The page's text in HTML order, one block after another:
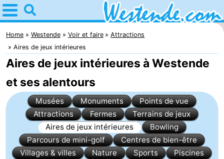
Home
Westende
Astuces
Avec
les
enfants
Passer
nuit
Appartements
Home Westende Voir et faire
Attractions
Aires de jeux intérieures
Aires de jeux intérieures à Westende
et ses alentours
Musées Monuments
Points de vue
Attractions
Fermes
Terrains de jeux
Aires de jeux intérieures
Bowling
Parcours de mini-golf
Centres de bien-être
Villages & villes
Nature Sports
Piscines